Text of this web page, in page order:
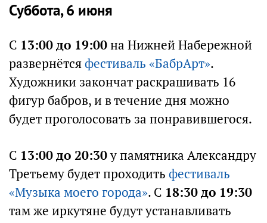
Суббота, 6 июня
С 13:00 до 19:00на Нижней Набережной
развернётсяфестиваль «БабрАрт».
Художники закончат раскрашивать 16
фигур бабров, и в течение дня можно
будет проголосовать за понравившегося.
С 13:00 до 20:30у памятника Александру
Третьему будет проходить фестиваль
«Музыка моего города». С 18:30 до 19:30
там же иркутяне будут устанавливать